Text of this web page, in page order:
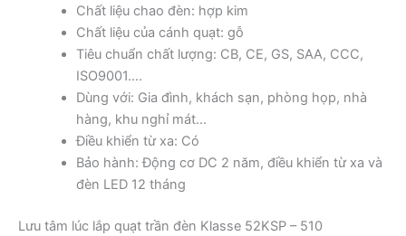
Chất liệu chao đèn: hợp kim
Chất liệu của cánh quạt: gỗ
Tiêu chuẩn chất lượng: CB, CE, GS, SAA, CCC,
ISO9001….
Dùng với: Gia đình, khách sạn, phòng họp, nhà
hàng, khu nghỉ mát…
Điều khiển từ xa: Có
Bảo hành: Động cơ DC 2 năm, điều khiển từ xa và
đèn LED 12 tháng
Lưu tâm lúc lắp quạt trần đèn Klasse 52KSP – 510